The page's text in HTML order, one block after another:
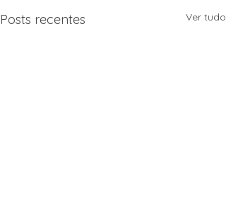
Posts recentes Ver tudo